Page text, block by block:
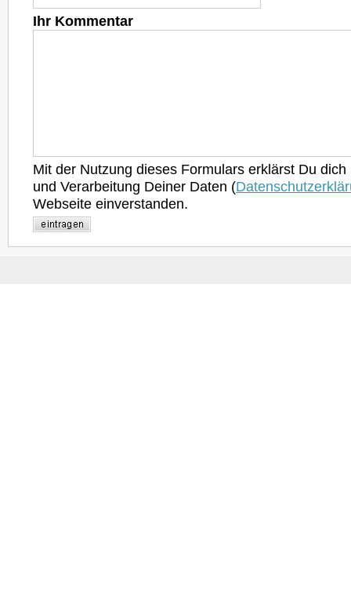
Ihr Kommentar
Mit der Nutzung dieses Formulars erklärst Du
und Verarbeitung Deiner Daten (
Webseite einverstanden.